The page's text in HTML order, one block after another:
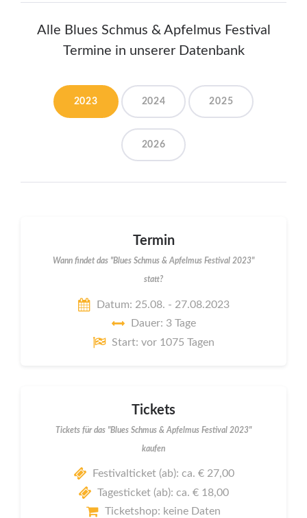
Alle Blues Schmus & Apfelmus Festival
Termine in unserer Datenbank
2023 2024 2025
2026
Termin
Wann findet das "Blues Schmus & Apfelmus Festival 2023"
statt?
Datum: 25.08. - 27.08.2023
Dauer: 3 Tage
Start: vor 1075 Tagen
Tickets
Tickets für das "Blues Schmus & Apfelmus Festival 2023"
kaufen
Festivalticket (ab): ca. € 27,00
Tagesticket (ab): ca. € 18,00
Ticketshop: keine Daten